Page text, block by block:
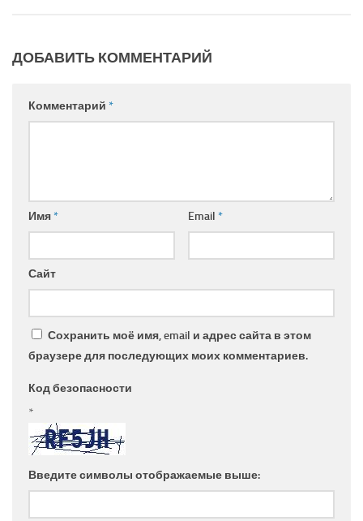
ДОБАВИТЬ КОММЕНТАРИЙ
Комментарий *
Имя* Email *
Сайт
Сохранить моё имя, email и адрес сайта в этом
браузере для последующих моих комментариев.
Код безопасности
*
Введите символы отображаемые выше: